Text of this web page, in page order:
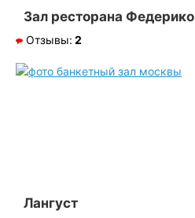
Зал ресторана Федерико
Отзывы: 2
Лангуст